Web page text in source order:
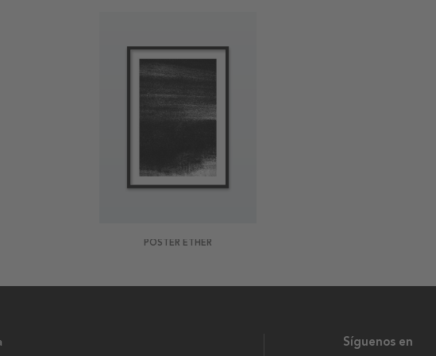
POSTER ETHER
Síguenos en